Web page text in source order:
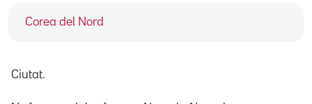
Corea del Nord
Ciutat.